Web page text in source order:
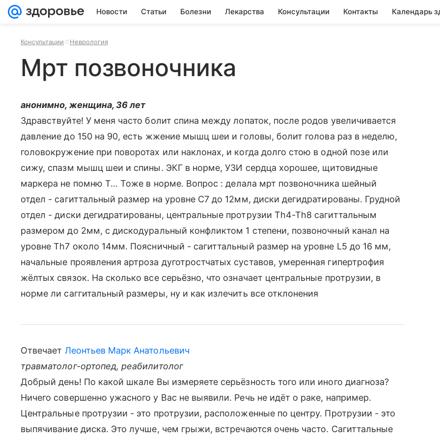
Новости Статьи Болезни Лекарства Консультации Контакты Календарь
Консультации Неврология
Мрт позвоночника
анонимно, женщина, 36 лет
Здравствуйте! У меня часто болит спина между лопаток, после родов увеличивается
давление до 150 на 90, есть жжение мышц шеи и головы, болит голова раз в неделю,
головокружение при поворотах или наклонах, и когда долго стою в одной позе или
сижу, спазм мышц шеи и спины. ЭКГ в норме, УЗИ сердца хорошее, щитовидные
маркера не помню Т... Тоже в норме. Вопрос : делала мрт позвоночника шейный
отдел - сагиттальный размер на уровне С7 до 12мм, диски дегидратированы. Грудной
отдел - диски дегидратированы, центральные протрузии Тh4-Th8 сагиттальным
размером до 2мм, с дискодуральный конфликтом 1 степени, позвоночный канал на
уровне Th7 около 14мм. Поясничный - сагиттальный размер на уровне L5 до 16 мм,
начальные проявления артроза дуготростчатых суставов, умеренная гипертрофия
жёлтых связок. На сколько все серьёзно, что означает центральные протрузии, в
норме ли саггитальный размеры, ну и как излечить все отклонения
Отвечает Леонтьев Марк Анатольевич
травматолог-ортопед, реабилитолог
Добрый день! По какой шкале Вы измеряете серьёзность того или иного диагноза?
Ничего совершенно ужасного у Вас не выявили. Речь не идёт о раке, например.
Центральные протрузии - это протрузии, расположенные по центру. Протрузии - это
выпячивание диска. Это лучше, чем грыжи, встречаются очень часто. Сагиттальные